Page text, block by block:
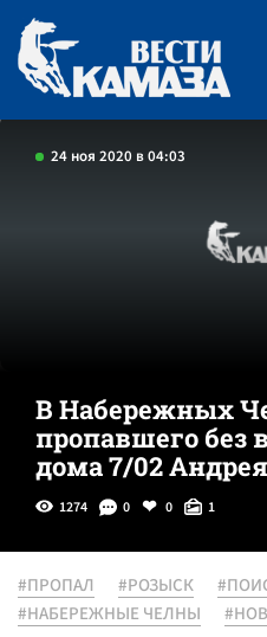
24 ноя 2020 в 04:03
В Набережных
пропавшего без
дома 7/02
1274 0 0 1
#ПРОПАЛ #РОЗЫСК
#НАБЕРЕЖНЫЕ ЧЕЛНЫ